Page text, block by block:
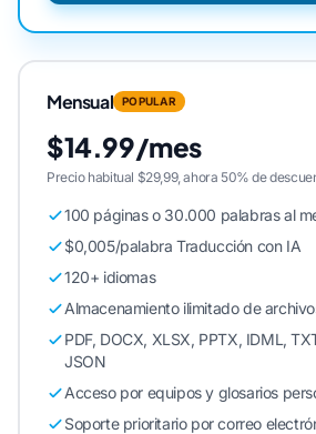
Mensual POPULAR
$14.99/mes
Precio habitual $29,99, ahora 50% de
100 páginas o 30.000 palabras al
$0,005/palabra Traducción con IA
120+ idiomas
Almacenamiento ilimitado de
PDF, DOCX, XLSX, PPTX, IDML,
JSON
Acceso por equipos y glosarios
Soporte prioritario por correo